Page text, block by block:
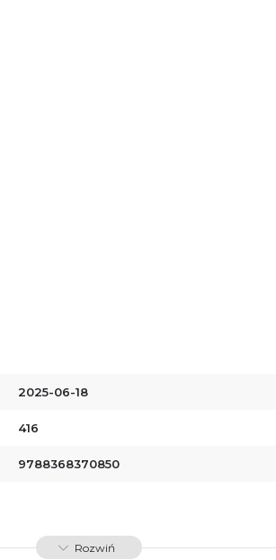
2025-06-18
416
9788368370850
Rozwiń